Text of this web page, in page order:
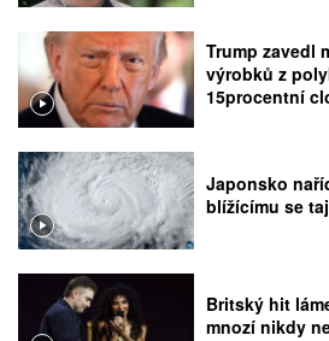
Trump zavedl
výrobků z
15procentní
Japonsko
blížícímu se
Britský hit
mnozí nikdy